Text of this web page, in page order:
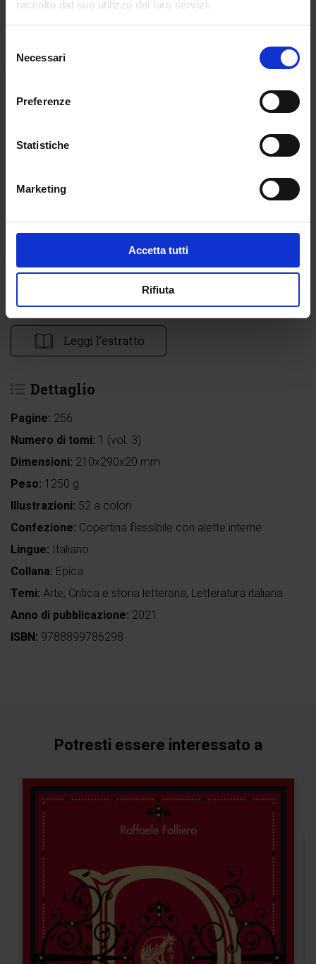
raccolto dal suo utilizzo dei loro servizi.
delNecessari
Preferenze
Statistiche
Marketing
Accetta tutti
Rifiuta
(Click here to login and review this product)
Leggi l'estratto
Dettaglio
Pagine: 256
Numero di tomi: 1 (vol. 3)
Dimensioni: 210x290x20 mm
Peso: 1250 g
Illustrazioni: 52 a colori
Confezione: Copertina flessibile con alette interne
Lingue: Italiano
Collana: Epica
Temi: Arte, Critica e storia letteraria, Letteratura italiana
Anno di pubblicazione: 2021
ISBN: 9788899786298
Potresti essere interessato a